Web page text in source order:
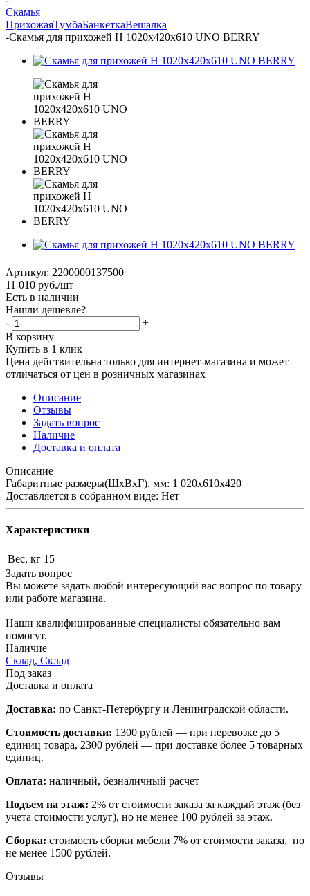
Скамья
ПрихожаяТумбаБанкеткаВешалка
-Скамья для прихожей Н 1020х420х610 UNO BERRY
Артикул: 2200000137500
11 010 руб./шт
Есть в наличии
Нашли дешевле?
-
+
В корзину
Купить в 1 клик
Цена действительна только для интернет-магазина и может
отличаться от цен в розничных магазинах
Описание
Отзывы
Задать вопрос
Наличие
Доставка и оплата
Описание
Габаритные размеры(ШхВхГ), мм: 1 020х610х420
Доставляется в собранном виде: Нет
Характеристики
Вес, кг 15
Задать вопрос
Вы можете задать любой интересующий вас вопрос по товару
или работе магазина.
Наши квалифицированные специалисты обязательно вам
помогут.
Наличие
Склад, Склад
Под заказ
Доставка и оплата
Доставка: по Санкт-Петербургу и Ленинградской области.
Стоимость доставки: 1300 рублей — при перевозке до 5
единиц товара, 2300 рублей — при доставке более 5 товарных
единиц.
Оплата: наличный, безналичный расчет
Подъем на этаж: 2% от стоимости заказа за каждый этаж (без
учета стоимости услуг), но не менее 100 рублей за этаж.
Сборка: стоимость сборки мебели 7% от стоимости заказа, но
не менее 1500 рублей.
Отзывы